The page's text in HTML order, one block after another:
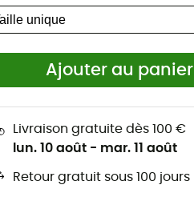
Ajouter au panier
Livraison gratuite dès 100 €
lun. 10 août - mar. 11 août
Retour gratuit sous 100 jours